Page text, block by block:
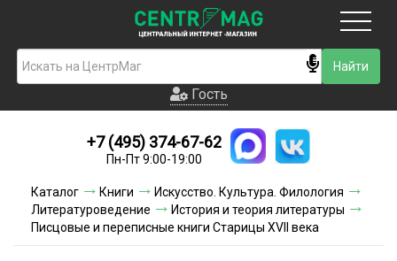
Гость
Новинки
Условия доставки
Условия оплаты
Гость
+7 (495) 374-67-62
Пн-Пт 9:00-19:00
Каталог Книги
Искусство. Культура. Филология
Литературоведение
История и теория литературы
Писцовые и переписные книги Старицы XVII века